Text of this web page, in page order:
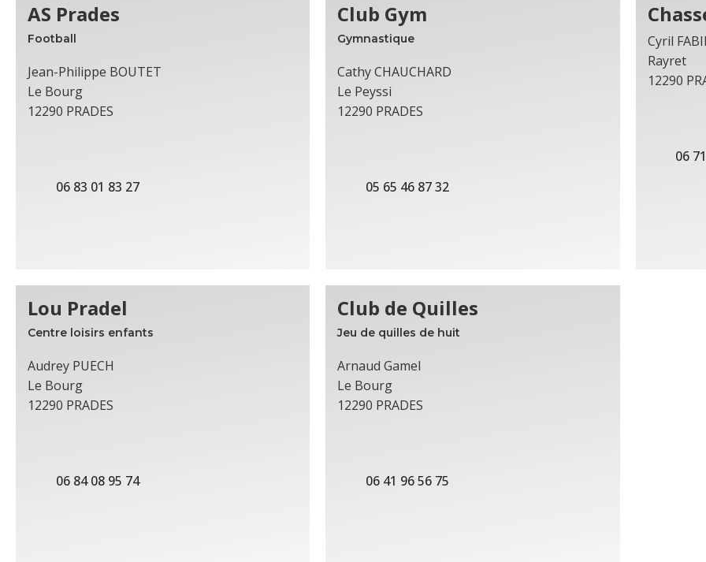
AS Prades
Football
Jean-Philippe BOUTET
Le Bourg
12290 PRADES
06 83 01 83 27
Club Gym
Gymnastique
Cathy CHAUCHARD
Le Peyssi
12290 PRADES
05 65 46 87 32
Cyril
Rayret
12290
06
Lou Pradel
Centre loisirs enfants
Audrey PUECH
Le Bourg
12290 PRADES
06 84 08 95 74
Club de Quilles
Jeu de quilles de huit
Arnaud Gamel
Le Bourg
12290 PRADES
06 41 96 56 75